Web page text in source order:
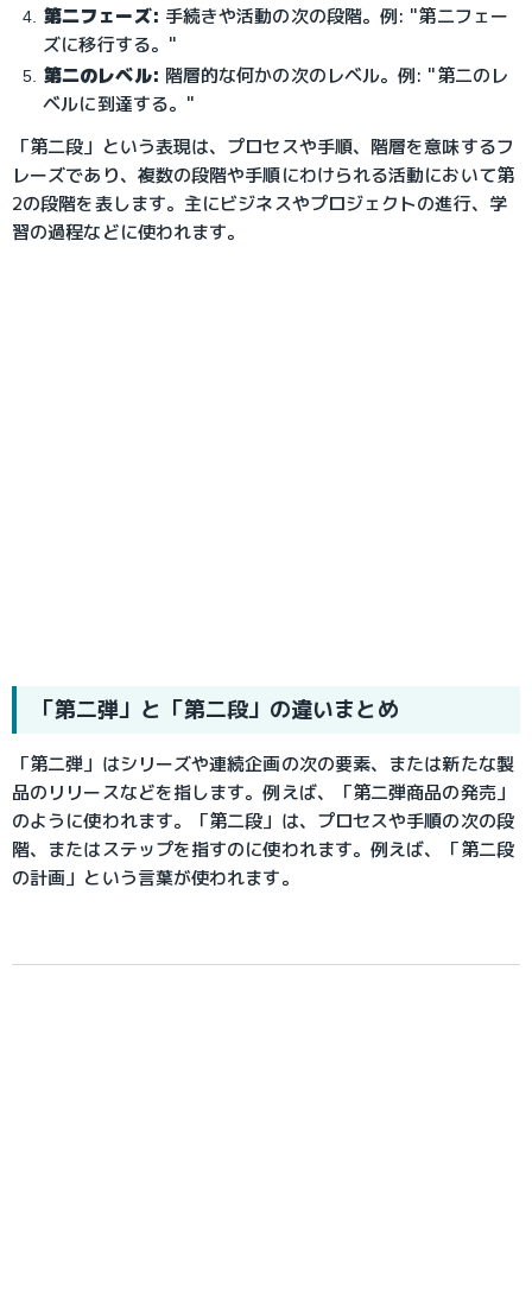
第二フェーズ: 手続きや活動の次の段階。例: "第二フェー
ズに移行する。"
第二のレベル: 階層的な何かの次のレベル。例: "第二のレ
ベルに到達する。"
「第二段」という表現は、プロセスや手順、階層を意味するフ
レーズであり、複数の段階や手順にわけられる活動において第
2の段階を表します。主にビジネスやプロジェクトの進行、学
習の過程などに使われます。
「第二弾」と「第二段」の違いまとめ
「第二弾」はシリーズや連続企画の次の要素、または新たな製
品のリリースなどを指します。例えば、「第二弾商品の発売」
のように使われます。「第二段」は、プロセスや手順の次の段
階、またはステップを指すのに使われます。例えば、「第二段
の計画」という言葉が使われます。